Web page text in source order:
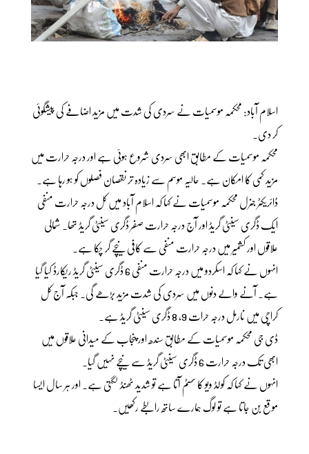
اسلام آباد: محکمہ موسمیات نے سردی کی شدت میں مزید اضافے کی پیشگوئی
کر دی۔
محکمہ موسمیات کے مطابق ابھی سردی شروع ہوئی ہے اور درجہ حرارت میں
مزید کمی کا امکان ہے۔ حالیہ موسم سے زیادہ تر نقصان فصلوں کو ہو رہا ہے۔
ڈائریکٹر جنرل محکمہ موسمیات نے کہا کہ اسلام آباد میں کل درجہ حرارت منفی
ایک ڈگری سینٹی گریڈ اور آج درجہ حرارت صفر ڈگری سینٹی گریڈ تھا۔ شمالی
علاقوں اور کشمیر میں درجہ حرارت منفی سے کافی نیچے گر چکا ہے۔
انہوں نے کہا کہ اسکردو میں درجہ حرارت منفی 6 ڈگری سینٹی گریڈ ریکارڈ کیا گیا
ہے۔ آنے والے دنوں میں سردی کی شدت مزید بڑھے گی۔ جبکہ آج کل
کراچی میں نارمل درجہ حرات 9، 8 ڈگری سینٹی گریڈ ہے۔
ڈی جی محکمہ موسمیات کے مطابق سندھ اور پنجاب کے میدانی علاقوں میں
ابھی تک درجہ حرارت 6 ڈگری سینٹی گریڈ سے نیچے نہیں گیا۔
انہوں نے کہا کہ کولڈ ویو کا سسٹم آتا ہے تو شدید ٹھنڈ لگتی ہے۔ اور ہر سال ایسا
موقع بن جاتا ہے تو لوگ ہمارے ساتھ رابطے رکھیں۔